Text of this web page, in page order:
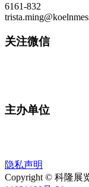
6161-832
关注微信
主办单位
隐私声明
Copyright © 科隆展